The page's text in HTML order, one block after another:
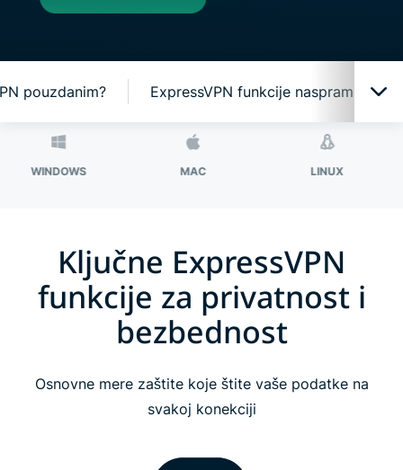
pouzdanim? ExpressVPN funkcije naspram
Dobijte više uz ExpressVPN
VPN za sve vaše uređaje
Koristite ExpressVPN na našem ruteru
Ključne ExpressVPN
funkcije za privatnost i
bezbednost
Osnovne mere zaštite koje štite vaše podatke na
svakoj konekciji